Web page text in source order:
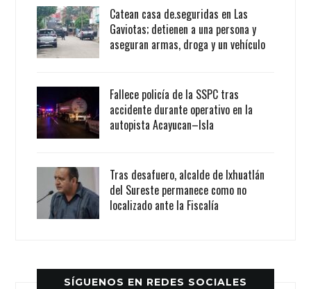
Catean casa de.seguridas en Las
Gaviotas; detienen a una persona y
aseguran armas, droga y un vehículo
Fallece policía de la SSPC tras
accidente durante operativo en la
autopista Acayucan–Isla
Tras desafuero, alcalde de Ixhuatlán
del Sureste permanece como no
localizado ante la Fiscalía
SÍGUENOS EN REDES SOCIALES